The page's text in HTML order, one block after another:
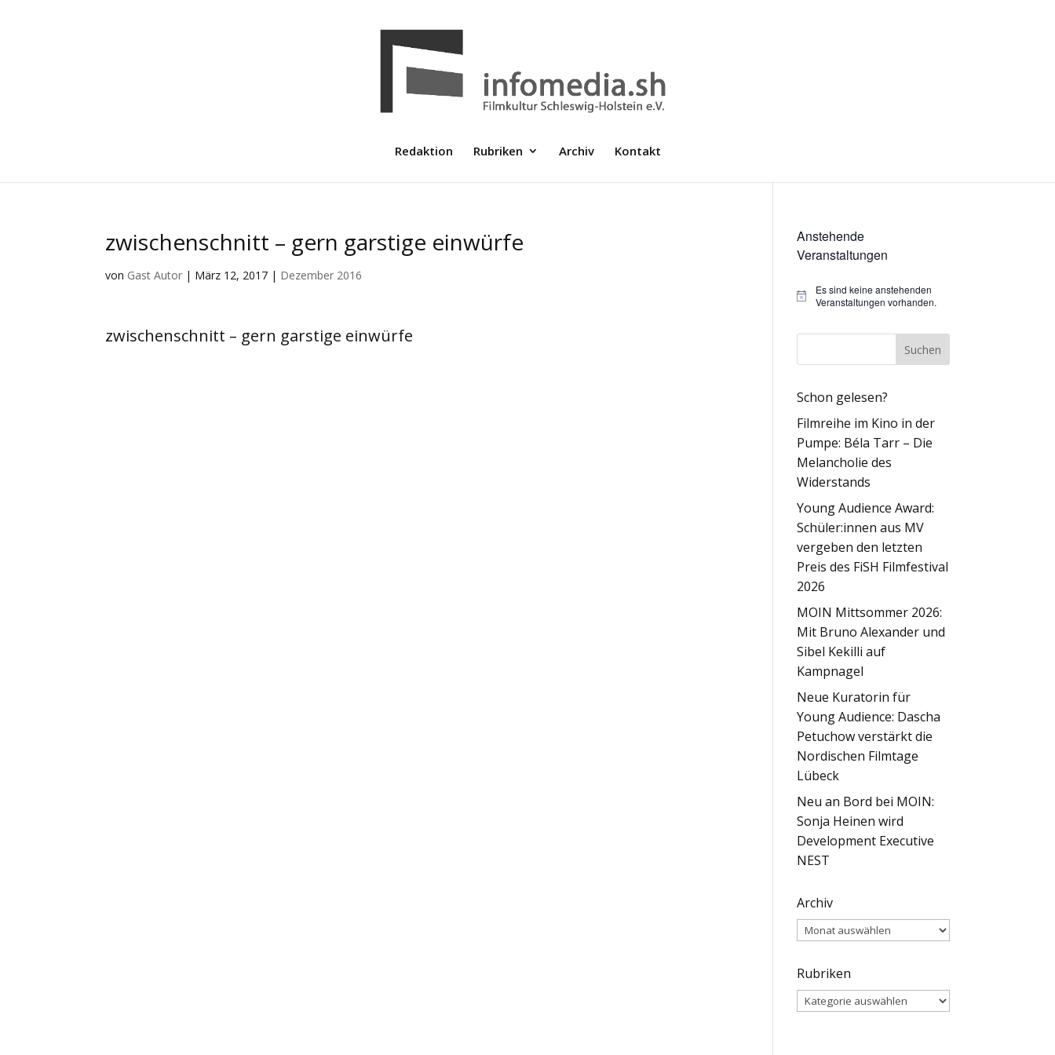
Redaktion Rubriken Archiv Kontakt
zwischenschnitt – gern garstige einwürfe
von Gast Autor | März 12, 2017 | Dezember 2016
zwischenschnitt – gern garstige einwürfe
Anstehende
Veranstaltungen
Hinweis
Es sind keine anstehenden
Veranstaltungen vorhanden.
Schon gelesen?
Filmreihe im Kino in der
Pumpe: Béla Tarr – Die
Melancholie des
Widerstands
Young Audience Award:
Schüler:innen aus MV
vergeben den letzten
Preis des FiSH Filmfestival
2026
MOIN Mittsommer 2026:
Mit Bruno Alexander und
Sibel Kekilli auf
Kampnagel
Neue Kuratorin für
Young Audience: Dascha
Petuchow verstärkt die
Nordischen Filmtage
Lübeck
Neu an Bord bei MOIN:
Sonja Heinen wird
Development Executive
NEST
Archiv
Archiv
Rubriken
Rubriken